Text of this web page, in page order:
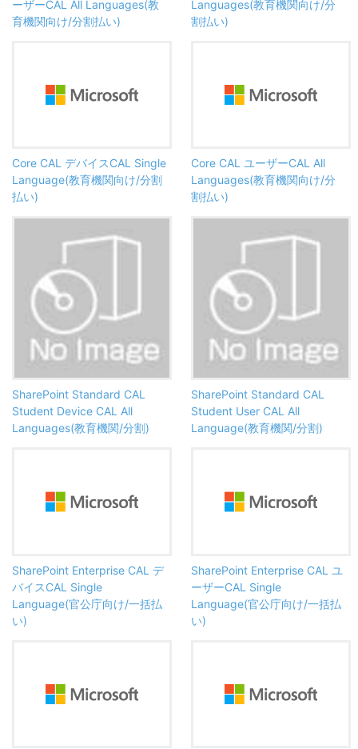
ーザーCAL All Languages(教
育機関向け/分割払い)
Languages(教育機関向け/分
割払い)
Core CAL デバイスCAL Single
Language(教育機関向け/分割
払い)
Core CAL ユーザーCAL All
Languages(教育機関向け/分
割払い)
SharePoint Standard CAL
Student Device CAL All
Languages(教育機関/分割)
SharePoint Standard CAL
Student User CAL All
Language(教育機関/分割)
SharePoint Enterprise CAL デ
バイスCAL Single
Language(官公庁向け/一括払
い)
SharePoint Enterprise CAL ユ
ーザーCAL Single
Language(官公庁向け/一括払
い)